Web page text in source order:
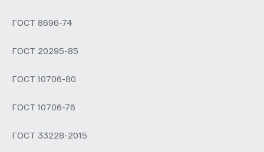
ГOCT 8696-74
ГOCT 20295-85
ГOCT 10706-80
ГOCT 10706-76
ГOCT 33228-2015